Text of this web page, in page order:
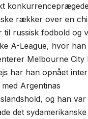
konkurrenceprægede
rækker over en
til russisk fodbold og
A-League, hvor han
Melbourne City
har han opnået
Argentinas
og han var
det